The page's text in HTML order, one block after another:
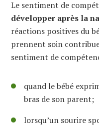
Le sentiment de
développer après la
réactions positives du
prennent soin
sentiment de
quand le bébé
bras de son parent;
lorsqu’un sourire